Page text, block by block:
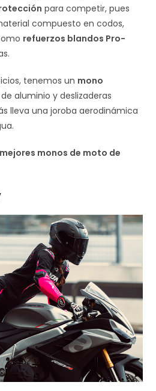
para competir, pues
compuesto en codos,
refuerzos blandos Pro-
tenemos un mono
aluminio y deslizaderas
lleva una joroba aerodinámica
monos de moto de